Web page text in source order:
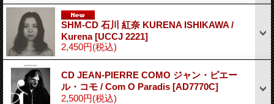
SHM-CD 石川 紅奈 KURENA ISHIKAWA /
Kurena[UCCJ 2221]
2,450円(税込)
CD JEAN-PIERRE COMO ジャン・ピエー
ル・コモ / Com O Paradis [AD7770C]
2,500円(税込)